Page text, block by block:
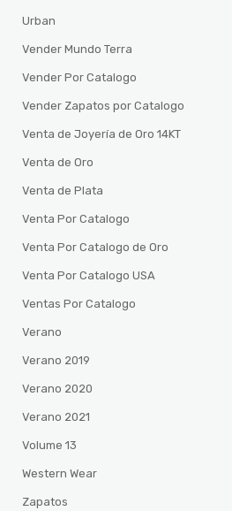
Urban
Vender Mundo Terra
Vender Por Catalogo
Vender Zapatos por Catalogo
Venta de Joyería de Oro 14KT
Venta de Oro
Venta de Plata
Venta Por Catalogo
Venta Por Catalogo de Oro
Venta Por Catalogo USA
Ventas Por Catalogo
Verano
Verano 2019
Verano 2020
Verano 2021
Volume 13
Western Wear
Zapatos